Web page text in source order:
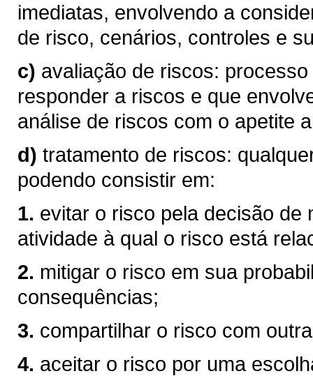
imediatas, envolvendo a
de risco, cenários, controles e
c) avaliação de riscos:
responder a riscos e que
análise de riscos com o apetite
d) tratamento de riscos:
podendo consistir em:
1. evitar o risco pela decisão de
atividade à qual o risco está
2. mitigar o risco em sua
consequências;
3. compartilhar o risco com
4. aceitar o risco por uma